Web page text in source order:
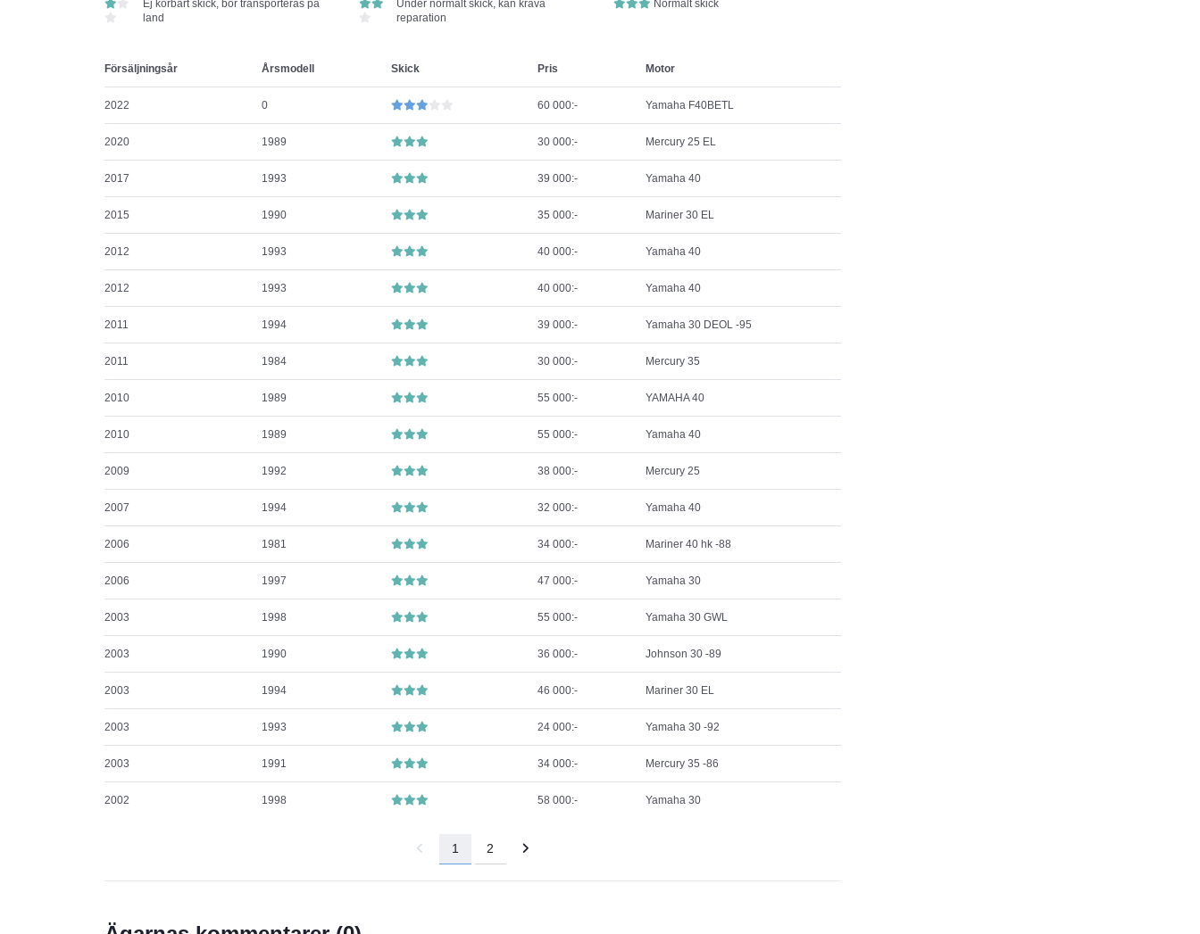
Ej körbart skick, bör transporteras på
land
Under normalt skick, kan kräva
reparation
Normalt skick
Försäljningsår Årsmodell Skick Pris Motor
2022 0 60 000:- Yamaha F40BETL
2020 1989 30 000:- Mercury 25 EL
2017 1993 39 000:- Yamaha 40
2015 1990 35 000:- Mariner 30 EL
2012 1993 40 000:- Yamaha 40
2012 1993 40 000:- Yamaha 40
2011 1994 39 000:- Yamaha 30 DEOL -95
2011 1984 30 000:- Mercury 35
2010 1989 55 000:- YAMAHA 40
2010 1989 55 000:- Yamaha 40
2009 1992 38 000:- Mercury 25
2007 1994 32 000:- Yamaha 40
2006 1981 34 000:- Mariner 40 hk -88
2006 1997 47 000:- Yamaha 30
2003 1998 55 000:- Yamaha 30 GWL
2003 1990 36 000:- Johnson 30 -89
2003 1994 46 000:- Mariner 30 EL
2003 1993 24 000:- Yamaha 30 -92
2003 1991 34 000:- Mercury 35 -86
2002 1998 58 000:- Yamaha 30
1 2